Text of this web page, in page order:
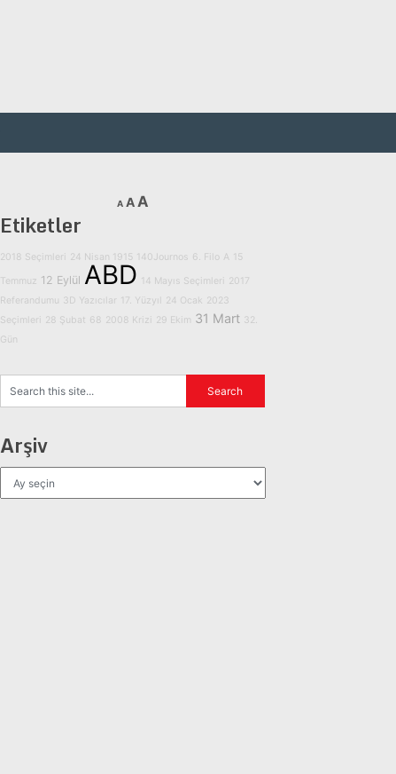
A AA
Etiketler
2018 Seçimleri 24 Nisan 1915 140Journos 6. Filo A 15
Temmuz 12 Eylül ABD 14 Mayıs Seçimleri
2017
Referandumu 3D Yazıcılar 17. Yüzyıl 24 Ocak 2023
Seçimleri
28 Şubat 68 2008 Krizi 29 Ekim 31 Mart 32.
Gün
Arşiv